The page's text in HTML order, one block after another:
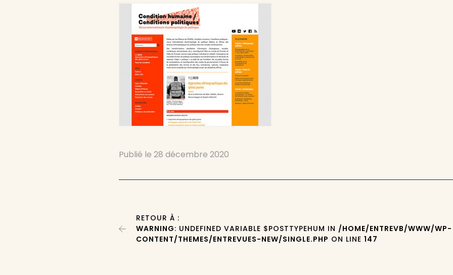
Publié le28 décembre 2020
RETOUR À :
WARNING: UNDEFINED VARIABLE $POSTTYPEHUM IN /HOME/ENTREVB/WWW/WP-
CONTENT/THEMES/ENTREVUES-NEW/SINGLE.PHP ON LINE147